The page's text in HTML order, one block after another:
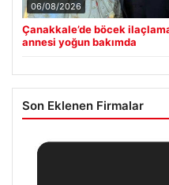
06/08/2026
Çanakkale’de böcek
annesi yoğun bakımda
Son Eklenen Firmalar